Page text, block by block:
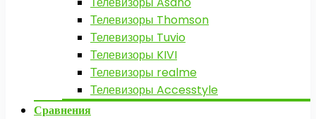
Телевизоры Thomson
Телевизоры Tuvio
Телевизоры KIVI
Телевизоры realme
Телевизоры Accesstyle
Сравнения